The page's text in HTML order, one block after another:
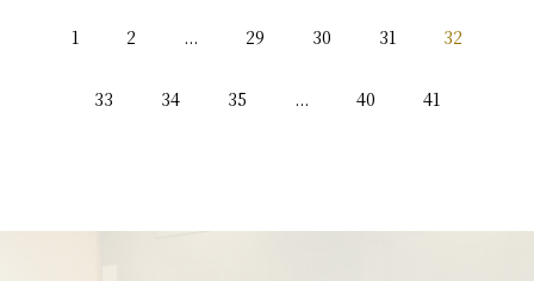
1 2 ... 29 30 31 32
33 34 35 ... 40 41